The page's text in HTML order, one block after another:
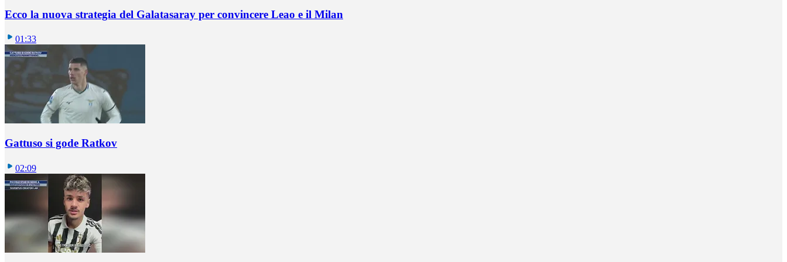
Ecco la nuova strategia del Galatasaray per convincere Leao e il Milan
01:33
Gattuso si gode Ratkov
02:09